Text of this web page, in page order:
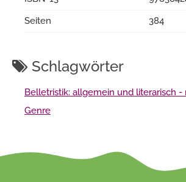
Seiten
384
Schlagwörter
Belletristik: allgemein und literarisch -
Genre